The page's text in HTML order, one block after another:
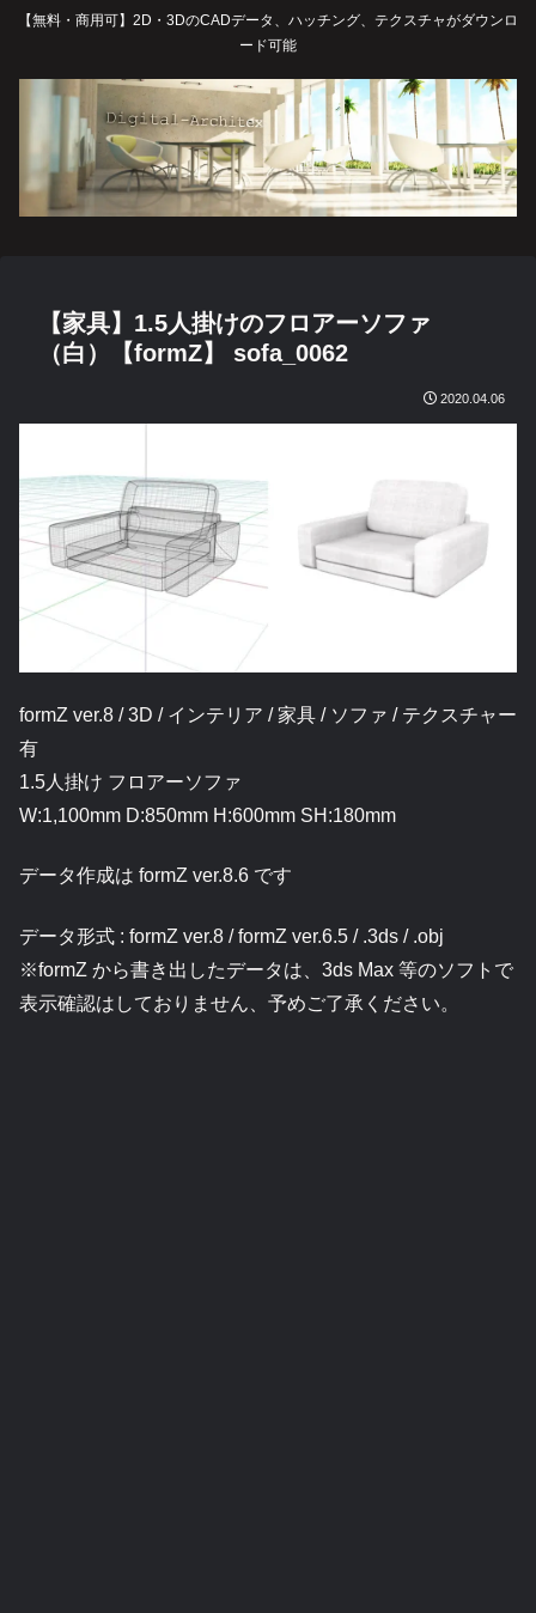
【無料・商用可】2D・3DのCADデータ、ハッチング、テクスチャがダウンロ
ード可能
【家具】1.5人掛けのフロアーソファ
（白）【formZ】 sofa_0062
2020.04.06
formZ ver.8 / 3D / インテリア / 家具 / ソファ / テクスチャー
有
1.5人掛け フロアーソファ
W:1,100mm D:850mm H:600mm SH:180mm
データ作成は formZ ver.8.6 です
データ形式 : formZ ver.8 / formZ ver.6.5 / .3ds / .obj
※formZ から書き出したデータは、3ds Max 等のソフトで
表示確認はしておりません、予めご了承ください。